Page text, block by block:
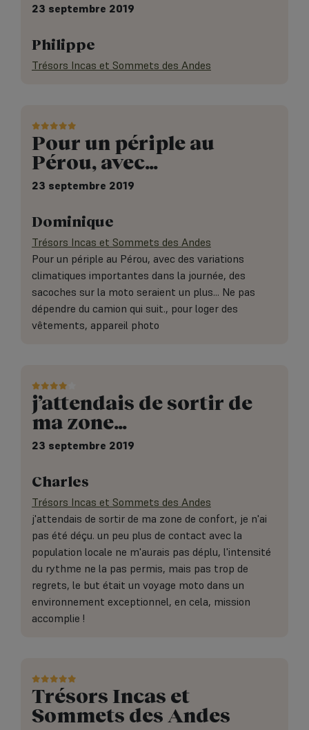
23 septembre 2019
Philippe
Trésors Incas et Sommets des Andes
Pour un périple au
Pérou, avec…
23 septembre 2019
Dominique
Trésors Incas et Sommets des Andes
Pour un périple au Pérou, avec des variations
climatiques importantes dans la journée, des
sacoches sur la moto seraient un plus... Ne pas
dépendre du camion qui suit., pour loger des
vêtements, appareil photo
j’attendais de sortir de
ma zone…
23 septembre 2019
Charles
Trésors Incas et Sommets des Andes
j'attendais de sortir de ma zone de confort, je n'ai
pas été déçu. un peu plus de contact avec la
population locale ne m'aurais pas déplu, l'intensité
du rythme ne la pas permis, mais pas trop de
regrets, le but était un voyage moto dans un
environnement exceptionnel, en cela, mission
accomplie !
Trésors Incas et
Sommets des Andes